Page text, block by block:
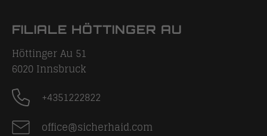
FILIALE HÖTTINGER AU
Höttinger Au 51
6020 Innsbruck
+4351222822
office@sicherhaid.com